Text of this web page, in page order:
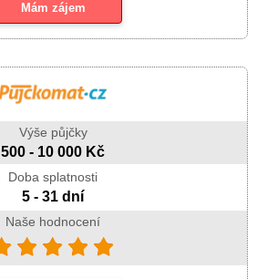
Mám zájem
Výše půjčky
500 - 10 000 Kč
Doba splatnosti
5 - 31 dní
Naše hodnocení